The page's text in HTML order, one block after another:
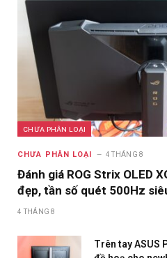
CHƯA PHÂN LOẠI
CHƯA PHÂN LOẠI 4 THÁNG 8
Đánh giá ROG Strix OLED
đẹp, tần số quét 500Hz
4 THÁNG 8
Trên tay ASUS